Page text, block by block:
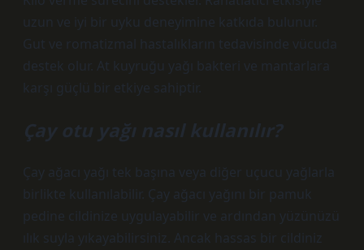
uzun ve iyi bir uyku deneyimine katkıda bulunur.
Gut ve romatizmal hastalıkların tedavisinde vücuda
destek olur. At kuyruğu yağı bakteri ve mantarlara
karşı güçlü bir etkiye sahiptir.
Çay otu yağı nasıl kullanılır?
Çay ağacı yağı tek başına veya diğer uçucu yağlarla
birlikte kullanılabilir. Çay ağacı yağını bir pamuk
pedine cildinize uygulayabilir ve ardından yüzünüzü
ılık suyla yıkayabilirsiniz. Ancak hassas bir cildiniz